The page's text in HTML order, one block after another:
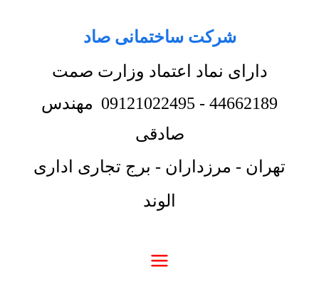
شرکت ساختمانی صاد
دارای نماد اعتماد وزارت صمت
44662189
-
09121022495 مهندس
صادقی
تهران - مرزداران - برج تجاری اداری
الوند